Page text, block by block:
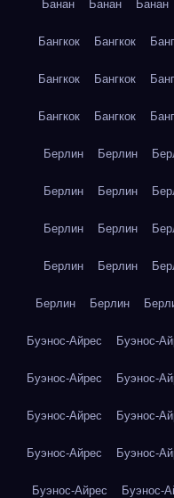
Банан Банан Банан
Бангкок Бангкок
Бангкок Бангкок
Бангкок Бангкок
Берлин Берлин
Берлин Берлин
Берлин Берлин
Берлин Берлин
Берлин Берлин
Буэнос-Айрес Буэнос-
Буэнос-Айрес Буэнос-
Буэнос-Айрес Буэнос-
Буэнос-Айрес Буэнос-
Буэнос-Айрес Буэнос-